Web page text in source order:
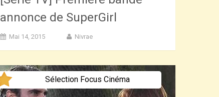
annonce de SuperGirl
Mai 14, 2015 Nivrae
Sélection Focus Cinéma